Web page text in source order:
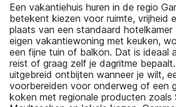
Een vakantiehuis huren in de regio
betekent kiezen voor ruimte, vrijheid
plaats van een standaard hotelkamer
eigen vakantiewoning met keuken,
een fijne tuin of balkon. Dat is ideaal
reist of graag zelf je dagritme
uitgebreid ontbijten wanneer je wilt,
voorbereiden voor onderweg of een
koken met regionale producten zoals